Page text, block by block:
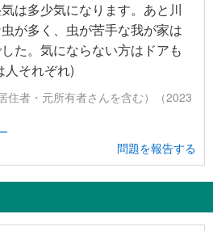
は多少気になります。あと川
が多く、虫が苦手な我が家は
た。気にならない方はドアも
人それぞれ)
住者・元所有者さんを含む）（2023
問題を報告する